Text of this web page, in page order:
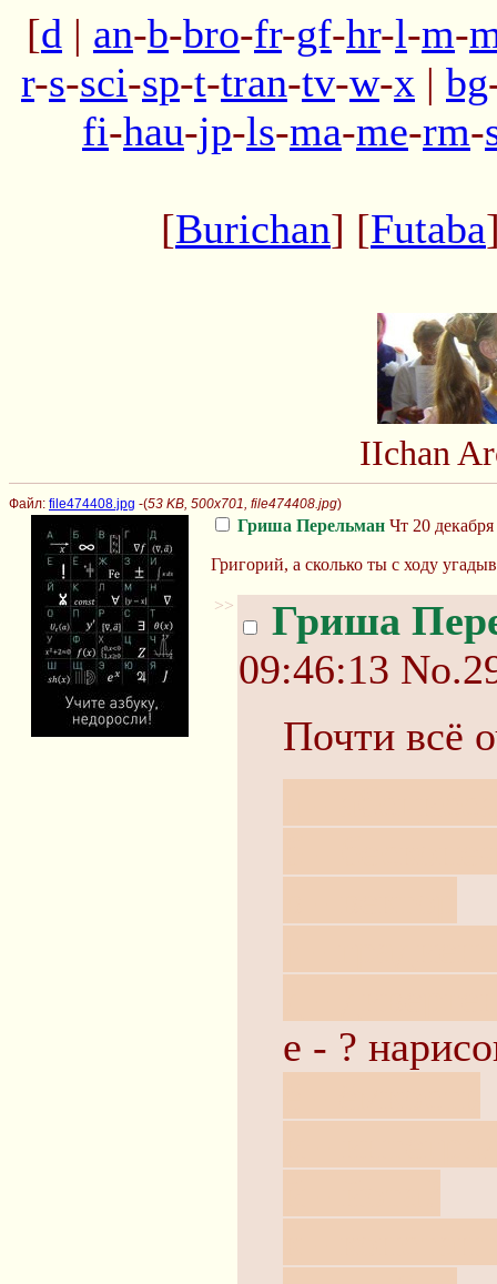
[d | an-b-bro-fr-gf-hr-l-m-
r-s-sci-sp-t-tran-tv-w-x | bg
fi-hau-jp-ls-ma-me-rm-
[Burichan] [Futaba
IIchan
Файл: file474408.jpg -(53 KB, 500x701, file474408.jpg)
Гриша Перельман Чт 20
Григорий, а сколько ты с ходу
>>
Гриша
09:46:13
Почти всё
е - ?